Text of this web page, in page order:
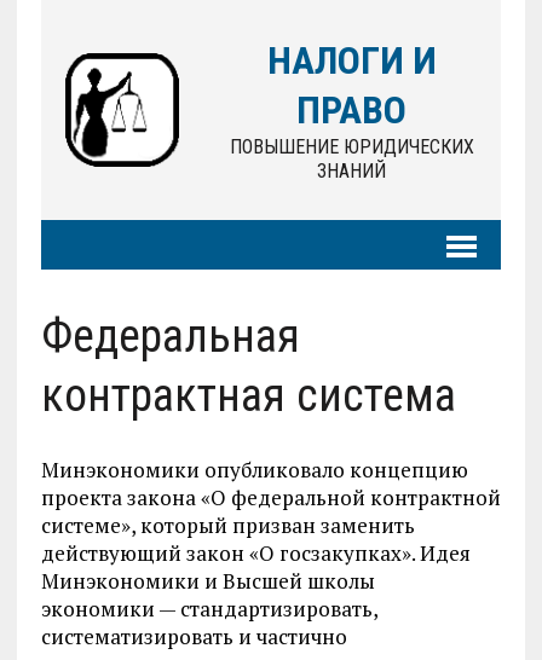
НАЛОГИ И
ПРАВО
ПОВЫШЕНИЕ ЮРИДИЧЕСКИХ
ЗНАНИЙ
Федеральная
контрактная система
Минэкономики опубликовало концепцию
проекта закона «О федеральной контрактной
системе», который призван заменить
действующий закон «О госзакупках». Идея
Минэкономики и Высшей школы
экономики — стандартизировать,
систематизировать и частично